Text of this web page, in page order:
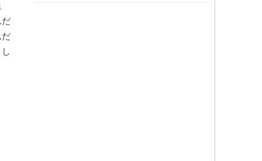
だ
だ